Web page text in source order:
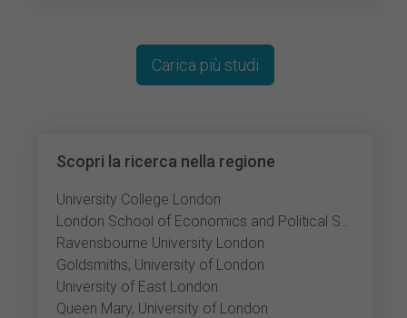
Scopri la ricerca nella regione
University College London
London School of Economics and Political Science
Ravensbourne University London
Goldsmiths, University of London
University of East London
Queen Mary, University of London
Carica più studi